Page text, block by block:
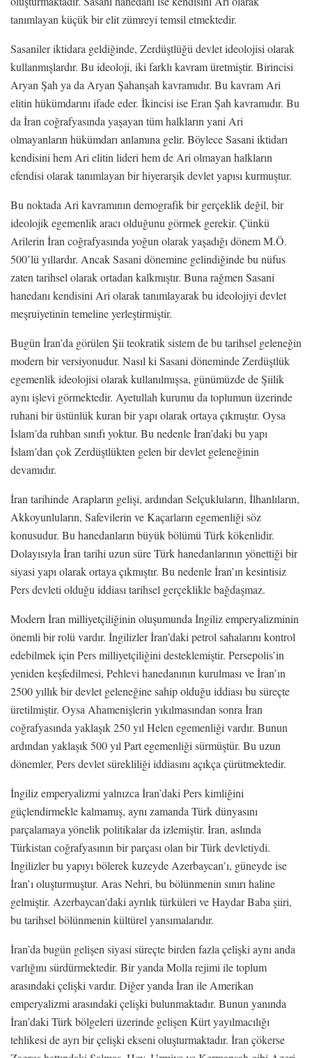
tanımlayan küçük bir elit zümreyi temsil etmektedir.
Sasaniler iktidara geldiğinde, Zerdüştlüğü devlet ideolojisi olarak
kullanmışlardır. Bu ideoloji, iki farklı kavram üretmiştir. Birincisi
Aryan Şah ya da Aryan Şahanşah kavramıdır. Bu kavram Ari
elitin hükümdarını ifade eder. İkincisi ise Eran Şah kavramıdır. Bu
da İran coğrafyasında yaşayan tüm halkların yani Ari
olmayanların hükümdarı anlamına gelir. Böylece Sasani iktidarı
kendisini hem Ari elitin lideri hem de Ari olmayan halkların
efendisi olarak tanımlayan bir hiyerarşik devlet yapısı kurmuştur.
Bu noktada Ari kavramının demografik bir gerçeklik değil, bir
ideolojik egemenlik aracı olduğunu görmek gerekir. Çünkü
Arilerin İran coğrafyasında yoğun olarak yaşadığı dönem M.Ö.
500’lü yıllardır. Ancak Sasani dönemine gelindiğinde bu nüfus
zaten tarihsel olarak ortadan kalkmıştır. Buna rağmen Sasani
hanedanı kendisini Ari olarak tanımlayarak bu ideolojiyi devlet
meşruiyetinin temeline yerleştirmiştir.
Bugün İran’da görülen Şii teokratik sistem de bu tarihsel geleneğin
modern bir versiyonudur. Nasıl ki Sasani döneminde Zerdüştlük
egemenlik ideolojisi olarak kullanılmışsa, günümüzde de Şiilik
aynı işlevi görmektedir. Ayetullah kurumu da toplumun üzerinde
ruhani bir üstünlük kuran bir yapı olarak ortaya çıkmıştır. Oysa
İslam’da ruhban sınıfı yoktur. Bu nedenle İran’daki bu yapı
İslam’dan çok Zerdüştlükten gelen bir devlet geleneğinin
devamıdır.
İran tarihinde Arapların gelişi, ardından Selçukluların, İlhanlıların,
Akkoyunluların, Safevilerin ve Kaçarların egemenliği söz
konusudur. Bu hanedanların büyük bölümü Türk kökenlidir.
Dolayısıyla İran tarihi uzun süre Türk hanedanlarının yönettiği bir
siyasi yapı olarak ortaya çıkmıştır. Bu nedenle İran’ın kesintisiz
Pers devleti olduğu iddiası tarihsel gerçeklikle bağdaşmaz.
Modern İran milliyetçiliğinin oluşumunda İngiliz emperyalizminin
önemli bir rolü vardır. İngilizler İran’daki petrol sahalarını kontrol
edebilmek için Pers milliyetçiliğini desteklemiştir. Persepolis’in
yeniden keşfedilmesi, Pehlevi hanedanının kurulması ve İran’ın
2500 yıllık bir devlet geleneğine sahip olduğu iddiası bu süreçte
üretilmiştir. Oysa Ahamenişlerin yıkılmasından sonra İran
coğrafyasında yaklaşık 250 yıl Helen egemenliği vardır. Bunun
ardından yaklaşık 500 yıl Part egemenliği sürmüştür. Bu uzun
dönemler, Pers devlet sürekliliği iddiasını açıkça çürütmektedir.
İngiliz emperyalizmi yalnızca İran’daki Pers kimliğini
güçlendirmekle kalmamış, aynı zamanda Türk dünyasını
parçalamaya yönelik politikalar da izlemiştir. İran, aslında
Türkistan coğrafyasının bir parçası olan bir Türk devletiydi.
İngilizler bu yapıyı bölerek kuzeyde Azerbaycan’ı, güneyde ise
İran’ı oluşturmuştur. Aras Nehri, bu bölünmenin sınırı haline
gelmiştir. Azerbaycan’daki ayrılık türküleri ve Haydar Baba şiiri,
bu tarihsel bölünmenin kültürel yansımalarıdır.
İran’da bugün gelişen siyasi süreçte birden fazla çelişki aynı anda
varlığını sürdürmektedir. Bir yanda Molla rejimi ile toplum
arasındaki çelişki vardır. Diğer yanda İran ile Amerikan
emperyalizmi arasındaki çelişki bulunmaktadır. Bunun yanında
İran’daki Türk bölgeleri üzerinde gelişen Kürt yayılmacılığı
tehlikesi de ayrı bir çelişki ekseni oluşturmaktadır. İran çökerse